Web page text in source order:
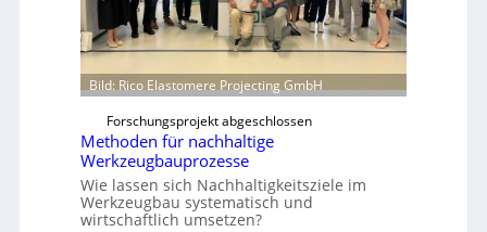
m
w
e
i
t
e
r
s
N
w
ü
h
r
t
A
Bild: Rico Elastomere Projecting GmbH
Forschungsprojekt abgeschlossen
Methoden für nachhaltige
Werkzeugbauprozesse
Wie lassen sich Nachhaltigkeitsziele im
Werkzeugbau systematisch und
wirtschaftlich umsetzen?